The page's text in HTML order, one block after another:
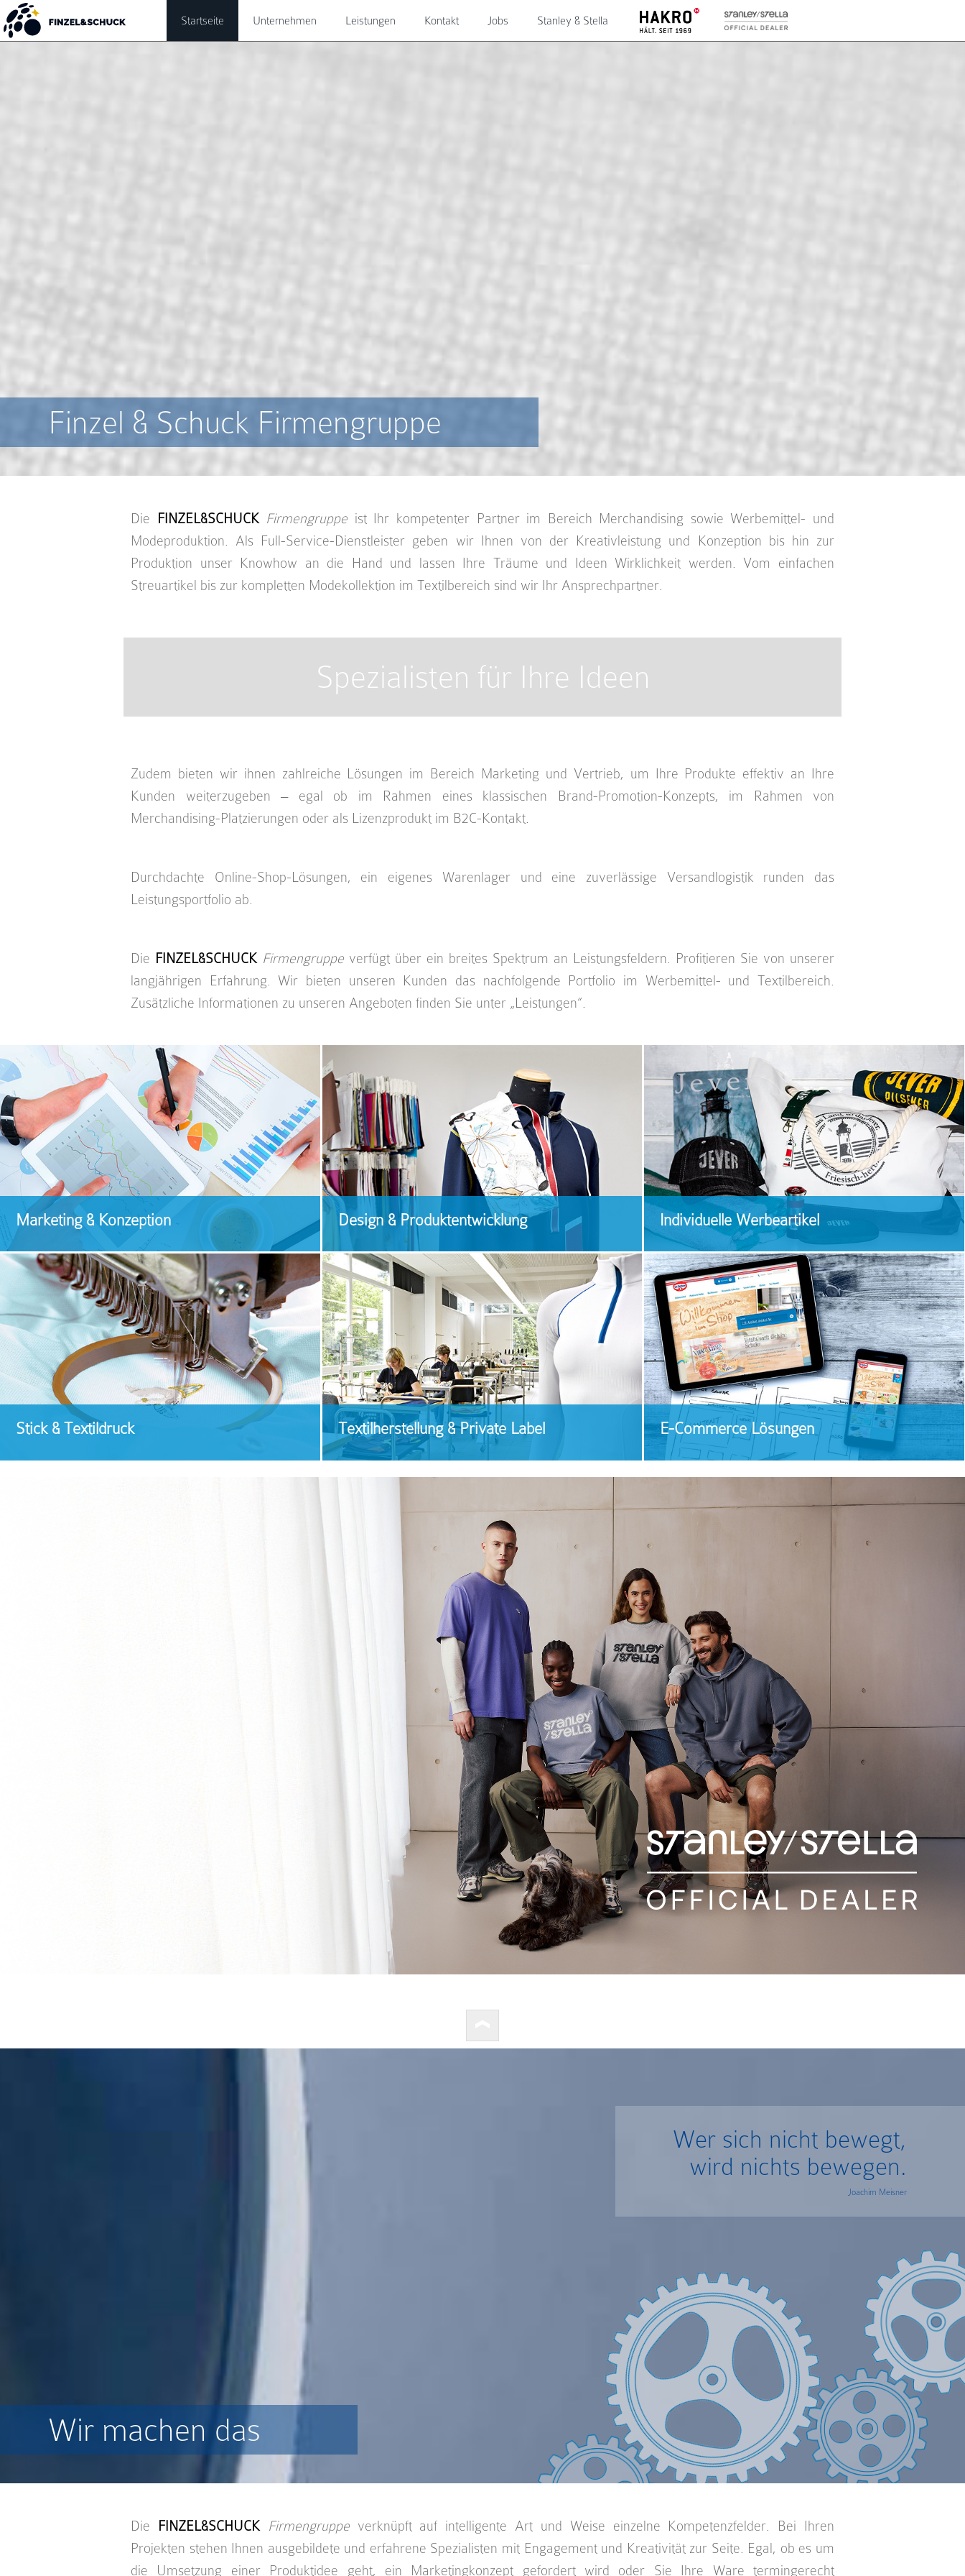
Startseite Unternehmen Leistungen Kontakt Jobs Stanley & Stella
Finzel & Schuck Firmengruppe
Die FINZEL&SCHUCK Firmengruppe ist Ihr kompetenter Partner im Bereich Merchandising sowie Werbemittel- und
Modeproduktion. Als Full-Service-Dienstleister geben wir Ihnen von der Kreativleistung und Konzeption bis hin zur
Produktion unser Knowhow an die Hand und lassen Ihre Träume und Ideen Wirklichkeit werden. Vom einfachen
Streuartikel bis zur kompletten Modekollektion im Textilbereich sind wir Ihr Ansprechpartner.
Spezialisten für Ihre Ideen
Zudem bieten wir ihnen zahlreiche Lösungen im Bereich Marketing und Vertrieb, um Ihre Produkte effektiv an Ihre
Kunden weiterzugeben – egal ob im Rahmen eines klassischen Brand-Promotion-Konzepts, im Rahmen von
Merchandising-Platzierungen oder als Lizenzprodukt im B2C-Kontakt.
Durchdachte Online-Shop-Lösungen, ein eigenes Warenlager und eine zuverlässige Versandlogistik runden das
Leistungsportfolio ab.
Die FINZEL&SCHUCK Firmengruppe verfügt über ein breites Spektrum an Leistungsfeldern. Profitieren Sie von unserer
langjährigen Erfahrung. Wir bieten unseren Kunden das nachfolgende Portfolio im Werbemittel- und Textilbereich.
Zusätzliche Informationen zu unseren Angeboten finden Sie unter „Leistungen“.
Marketing & Konzeption Design & Produktentwicklung Individuelle Werbeartikel
Stick & Textildruck Textilherstellung & Private Label E-Commerce Lösungen
Wir machen das
Wer sich nicht bewegt,
wird nichts bewegen.
Joachim Meisner
Die FINZEL&SCHUCK Firmengruppeverknüpft auf intelligente Art und Weise einzelne Kompetenzfelder. Bei Ihren
Projekten stehen Ihnen ausgebildete und erfahrene Spezialisten mit Engagement und Kreativität zur Seite. Egal, ob es um
die Umsetzung einer Produktidee geht, ein Marketingkonzept gefordert wird oder Sie Ihre Ware termingerecht